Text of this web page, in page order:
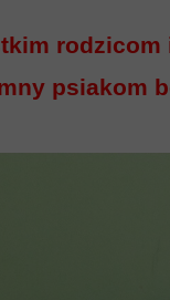
psiakom